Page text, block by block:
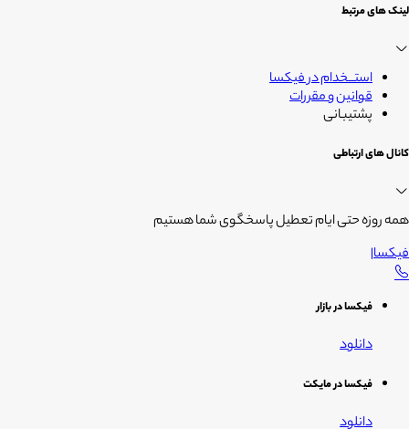
لینک های مرتبط
استــخدام در فیکسا
قوانین و مقررات
پشتیبانی
کانال های ارتباطی
همه روزه حتی ایام تعطیل پاسخگوی شما هستیم
فیکسا|
فیکسا در بازار
دانلود
فیکسا در مایکت
دانلود